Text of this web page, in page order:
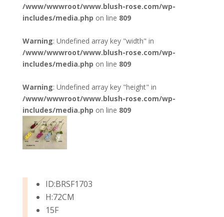
/www/wwwroot/www.blush-rose.com/wp-
includes/media.php on line 809
Warning: Undefined array key "width" in
/www/wwwroot/www.blush-rose.com/wp-
includes/media.php on line 809
Warning: Undefined array key "height" in
/www/wwwroot/www.blush-rose.com/wp-
includes/media.php on line 809
ID:BRSF1703
H:72CM
15F